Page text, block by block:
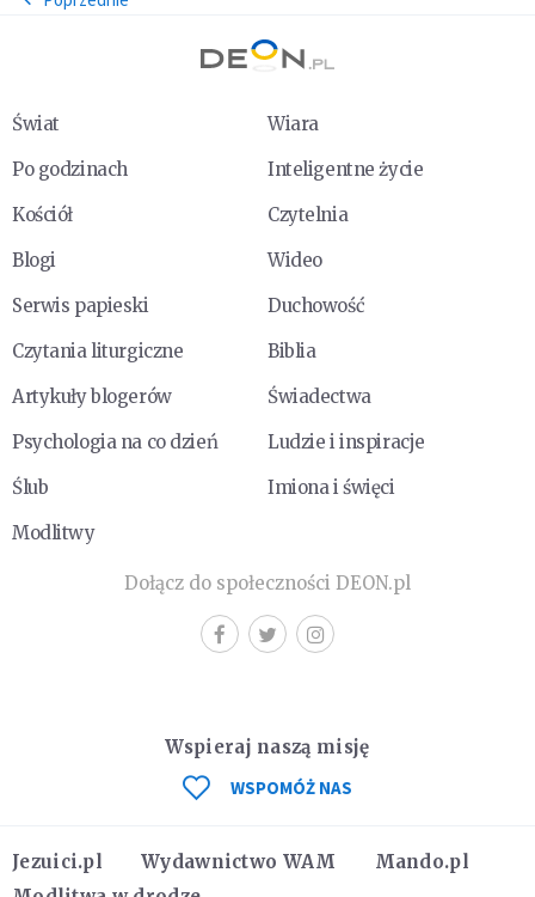
Świat
Wiara
Po godzinach
Inteligentne życie
Kościół
Czytelnia
Blogi
Wideo
Serwis papieski
Duchowość
Czytania liturgiczne
Biblia
Artykuły blogerów
Świadectwa
Psychologia na co dzień
Ludzie i inspiracje
Ślub
Imiona i święci
Modlitwy
Dołącz do społeczności DEON.pl
Jezuici.pl Wydawnictwo WAM
Mando.pl
Wspieraj naszą misję
WSPOMÓŻ NAS